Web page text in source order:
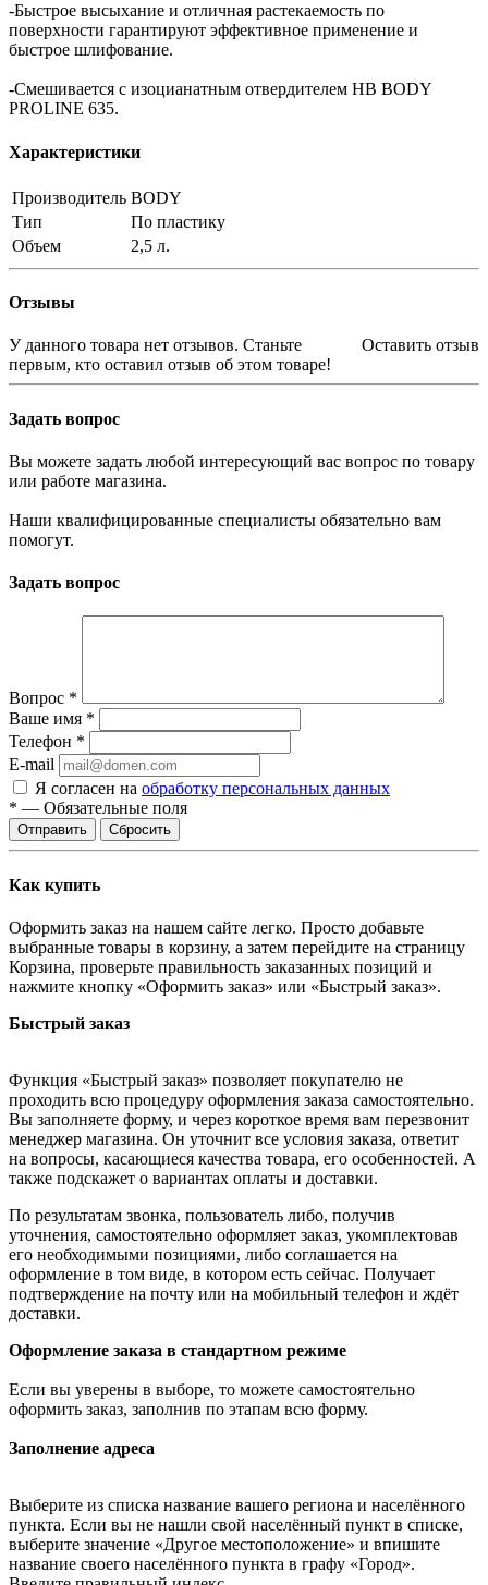
-Быстрое высыхание и отличная растекаемость по
поверхности гарантируют эффективное применение и
быстрое шлифование.
-Смешивается с изоцианатным отвердителем HB BODY
PROLINE 635.
Характеристики
Производитель BODY
Тип
По пластику
Объем
2,5 л.
Отзывы
Оставить отзыв
У данного товара нет отзывов. Станьте
первым, кто оставил отзыв об этом товаре!
Задать вопрос
Вы можете задать любой интересующий вас вопрос по товару
или работе магазина.
Наши квалифицированные специалисты обязательно вам
помогут.
Задать вопрос
Вопрос *
Ваше имя *
Телефон *
E-mail
Я согласен на обработку персональных данных
* — Обязательные поля
Сбросить
Как купить
Оформить заказ на нашем сайте легко. Просто добавьте
выбранные товары в корзину, а затем перейдите на страницу
Корзина, проверьте правильность заказанных позиций и
нажмите кнопку «Оформить заказ» или «Быстрый заказ».
Быстрый заказ
Функция «Быстрый заказ» позволяет покупателю не
проходить всю процедуру оформления заказа самостоятельно.
Вы заполняете форму, и через короткое время вам перезвонит
менеджер магазина. Он уточнит все условия заказа, ответит
на вопросы, касающиеся качества товара, его особенностей. А
также подскажет о вариантах оплаты и доставки.
По результатам звонка, пользователь либо, получив
уточнения, самостоятельно оформляет заказ, укомплектовав
его необходимыми позициями, либо соглашается на
оформление в том виде, в котором есть сейчас. Получает
подтверждение на почту или на мобильный телефон и ждёт
доставки.
Оформление заказа в стандартном режиме
Если вы уверены в выборе, то можете самостоятельно
оформить заказ, заполнив по этапам всю форму.
Заполнение адреса
Выберите из списка название вашего региона и населённого
пункта. Если вы не нашли свой населённый пункт в списке,
выберите значение «Другое местоположение» и впишите
название своего населённого пункта в графу «Город».